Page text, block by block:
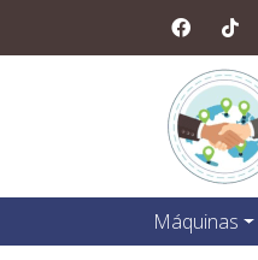
Máquinas